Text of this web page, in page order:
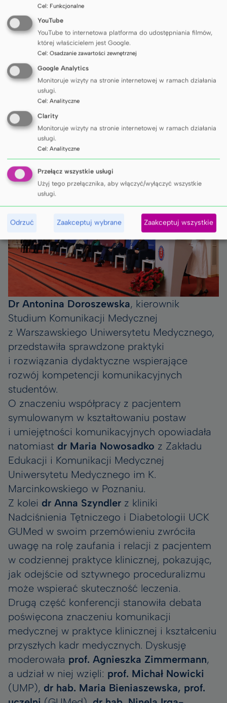
Medycznego im K. Marcinkowskiego
w Poznaniu.
–Chodzi o budowanie takich kompetencji,
dzięki którym będziemy już nie tylko
odbiorcami sztucznej inteligencji, ale również
współtwórcami jej narzędzi. W oparciu o AI
można tworzyć chociażby awatary, które
będą ćwiczyły ze studentami podstawowe
umiejętności związane z parafrazą,
odzwierciedleniem, podsumowaniem czy
klaryfikacją– tłumaczył prof. Nowicki.
Dr Antonina Doroszewska, kierownik
Studium Komunikacji Medycznej
z Warszawskiego Uniwersytetu Medycznego,
przedstawiła sprawdzone praktyki
i rozwiązania dydaktyczne wspierające
rozwój kompetencji komunikacyjnych
studentów.
O znaczeniu współpracy z pacjentem
symulowanym w kształtowaniu postaw
i umiejętności komunikacyjnych opowiadała
natomiast dr Maria Nowosadko z Zakładu
Edukacji i Komunikacji Medycznej
Uniwersytetu Medycznego im K.
Marcinkowskiego w Poznaniu.
Z kolei dr Anna Szyndler z kliniki
Nadciśnienia Tętniczego i Diabetologii UCK
GUMed w swoim przemówieniu zwróciła
uwagę na rolę zaufania i relacji z pacjentem
w codziennej praktyce klinicznej, pokazując,
jak odejście od sztywnego proceduralizmu
może wspierać skuteczność leczenia.
Drugą część konferencji stanowiła debata
poświęcona znaczeniu komunikacji
medycznej w praktyce klinicznej i kształceniu
przyszłych kadr medycznych. Dyskusję
moderowała prof. Agnieszka Zimmermann,
a udział w niej wzięli: prof. Michał Nowicki
(UMP), dr hab. Maria Bieniaszewska, prof.
Cel: Funkcjonalne
YouTube
YouTube to internetowa platforma do udostępniania filmów,
której właścicielem jest Google.
Cel: Osadzanie zawartości zewnętrznej
Google Analytics
Monitoruje wizyty na stronie internetowej w ramach działania
usługi.
Cel: Analityczne
Clarity
Monitoruje wizyty na stronie internetowej w ramach działania
usługi.
Cel: Analityczne
Przełącz wszystkie usługi
Użyj tego przełącznika, aby włączyć/wyłączyć wszystkie
usługi.
Odrzuć Zaakceptuj wybrane Zaakceptuj wszystkie